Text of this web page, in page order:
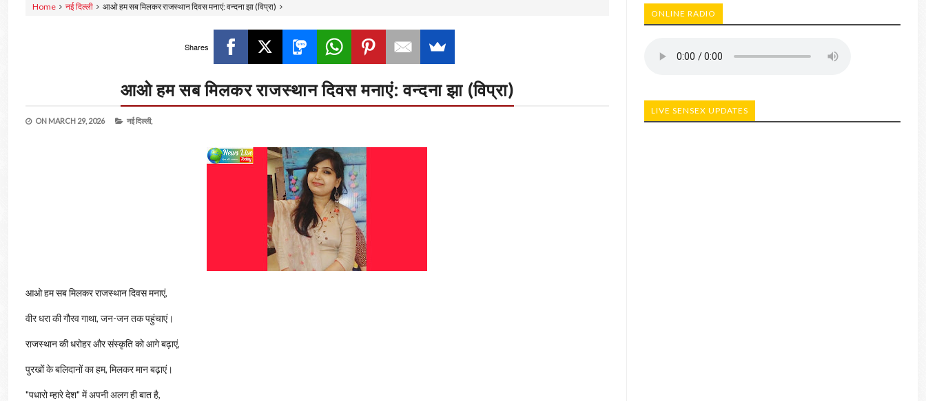
Home नई दिल्‍ली आओ हम सब मिलकर राजस्थान दिवस मनाएं: वन्दना झा (विप्रा)
Shares
आओ हम सब मिलकर राजस्थान दिवस मनाएं: वन्दना झा (विप्रा)
ON MARCH 29, 2026 नई दिल्‍ली,
आओ हम सब मिलकर राजस्थान दिवस मनाएं,
वीर धरा की गौरव गाथा, जन-जन तक पहुंचाएं।
राजस्थान की धरोहर और संस्कृति को आगे बढ़ाएं,
पुरखों के बलिदानों का हम, मिलकर मान बढ़ाएं।
"पधारो म्हारे देश" में अपनी अलग ही बात है,
ONLINE RADIO
LIVE SENSEX UPDATES